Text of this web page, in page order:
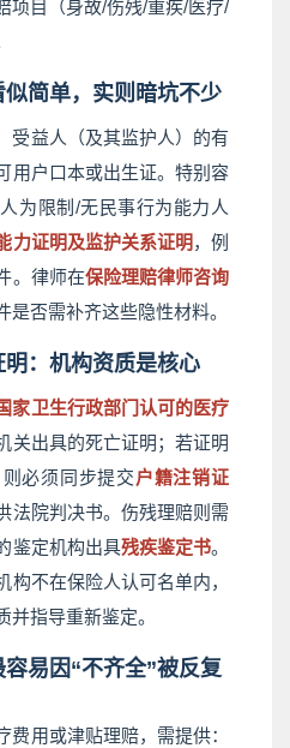
项目（身故/伤残/重疾/医疗/
简单，实则暗坑不少
受益人（及其监护人）的有
用户口本或出生证。特别容
为限制/无民事行为能力人
力证明及监护关系证明 ，例
。律师在保险理赔律师咨询
是否需补齐这些隐性材料。
：机构资质是核心
家卫生行政部门认可的医疗
关出具的死亡证明；若证明
必须同步提交户籍注销证
法院判决书。伤残理赔则需
鉴定机构出具残疾鉴定书。
不在保险人认可名单内，
指导重新鉴定。
易因“不齐全”被反复
费用或津贴理赔，需提供：